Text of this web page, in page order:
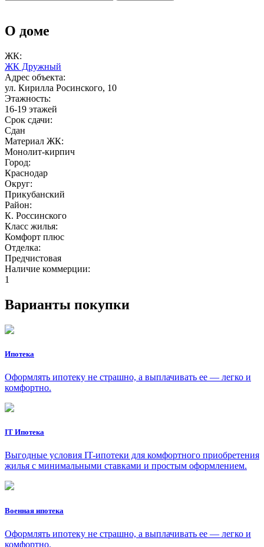
О доме
ЖК:
ЖК Дружный
Адрес объекта:
ул. Кирилла Росинского, 10
Этажность:
16-19 этажей
Срок сдачи:
Сдан
Материал ЖК:
Монолит-кирпич
Город:
Краснодар
Округ:
Прикубанский
Район:
К. Россинского
Класс жилья:
Комфорт плюс
Отделка:
Предчистовая
Наличие коммерции:
1
Варианты покупки
Ипотека
Оформлять ипотеку не страшно, а выплачивать ее — легко и
комфортно.
IT Ипотека
Выгодные условия IT-ипотеки для комфортного приобретения
жилья с минимальными ставками и простым оформлением.
Военная ипотека
Оформлять ипотеку не страшно, а выплачивать ее — легко и
комфортно.